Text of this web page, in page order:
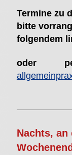
Termine zu
bitte
folgendem
oder
Nachts, an